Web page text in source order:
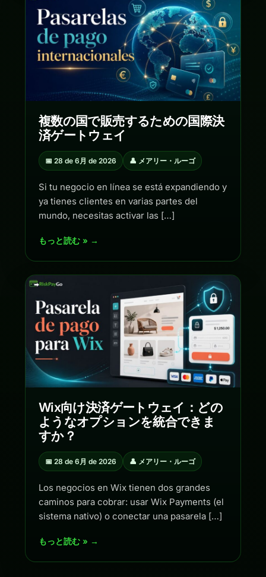
複数の国で販売するための国際決
済ゲートウェイ
📅 28 de 6月 de 2026 👤 メアリー・ルーゴ
Si tu negocio en línea se está expandiendo y
ya tienes clientes en varias partes del
mundo, necesitas activar las […]
もっと読む » →
Wix向け決済ゲートウェイ：どの
ようなオプションを統合できま
すか？
📅 28 de 6月 de 2026 👤 メアリー・ルーゴ
Los negocios en Wix tienen dos grandes
caminos para cobrar: usar Wix Payments (el
sistema nativo) o conectar una pasarela […]
もっと読む » →